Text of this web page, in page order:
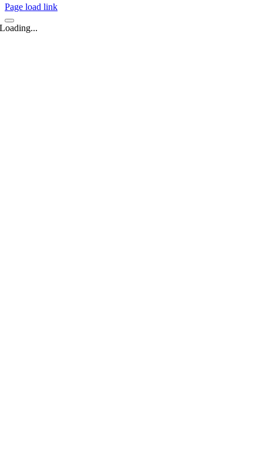
Page load link
Loading...